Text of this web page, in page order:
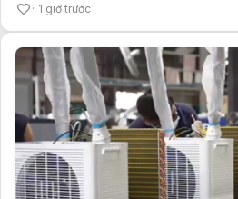
1 giờ trước